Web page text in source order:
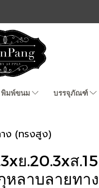
พิมพ์ขนม บรรจุภัณฑ์
ง (ทรงสูง)
ย.20.3xส
ลาบลายทา